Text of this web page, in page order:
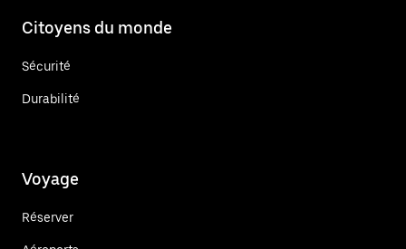
Citoyens du monde
Sécurité
Durabilité
Voyage
Réserver